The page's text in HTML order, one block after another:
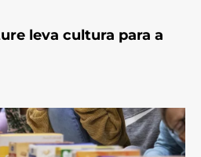
leva cultura para a